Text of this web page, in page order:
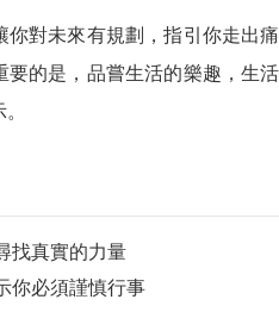
你對未來有規劃，指引你走出
的是，品嘗生活的樂趣，生
找真實的力量
你必須謹慎行事